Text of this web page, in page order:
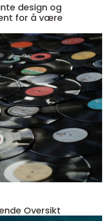
design og
for å være
Oversikt